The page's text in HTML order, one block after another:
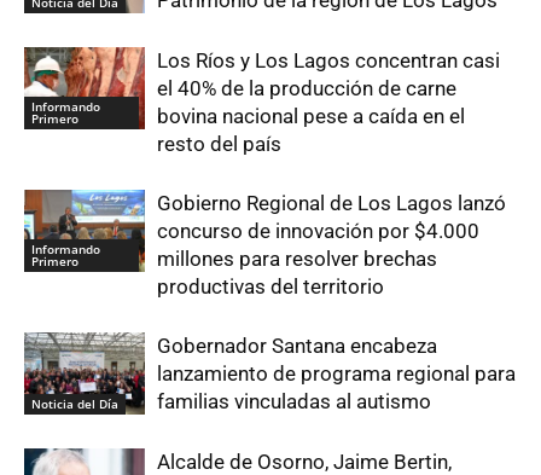
Informando
Primero
Los Ríos y Los Lagos concentran casi
el 40% de la producción de carne
bovina nacional pese a caída en el
resto del país
Informando
Primero
Gobierno Regional de Los Lagos lanzó
concurso de innovación por $4.000
millones para resolver brechas
productivas del territorio
Noticia del Día
Gobernador Santana encabeza
lanzamiento de programa regional para
familias vinculadas al autismo
Alcalde de Osorno, Jaime Bertin,